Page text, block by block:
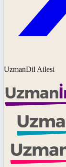
UzmanDil Ailesi